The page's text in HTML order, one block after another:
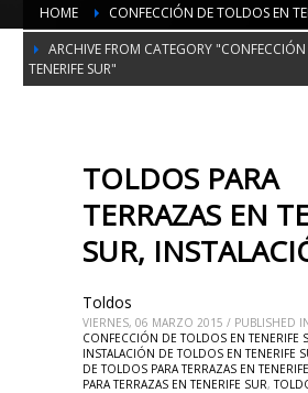
HOME
CONFECCIÓN DE TOLDOS EN
ARCHIVE FROM CATEGORY
TENERIFE SUR"
TOLDOS PARA
TERRAZAS EN
SUR,
Toldos
VIERNES, 06 MARZO 2015 / PUBLISHED
CONFECCIÓN DE TOLDOS EN TENERIFE
INSTALACIÓN DE TOLDOS EN TENERIFE
DE TOLDOS PARA TERRAZAS EN
PARA TERRAZAS EN TENERIFE SUR,